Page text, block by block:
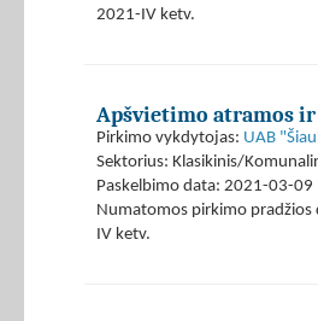
2021-IV ketv.
Apšvietimo atramos ir
Pirkimo vykdytojas: UAB
Sektorius: Klasikinis/
Paskelbimo data: 2021-03-09
Numatomos pirkimo
IV ketv.